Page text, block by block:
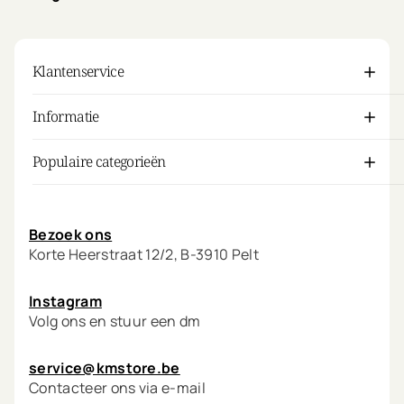
Klantenservice
Informatie
Populaire categorieën
Bezoek ons
Korte Heerstraat 12/2, B-3910 Pelt
Instagram
Volg ons en stuur een dm
service@kmstore.be
Contacteer ons via e-mail